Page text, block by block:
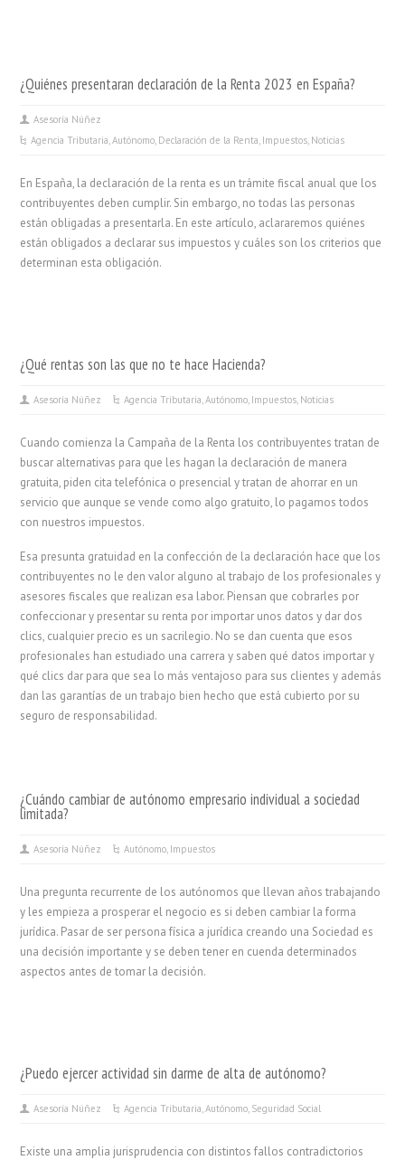
¿Quiénes presentaran declaración de la Renta 2023 en España?
Asesoría Núñez
Agencia Tributaria,Autónomo, Declaración de la Renta, Impuestos, Noticias
En España, la declaración de la renta es un trámite fiscal anual que los
contribuyentes deben cumplir. Sin embargo, no todas las personas
están obligadas a presentarla. En este artículo, aclararemos quiénes
están obligados a declarar sus impuestos y cuáles son los criterios que
determinan esta obligación.
¿Qué rentas son las que no te hace Hacienda?
Asesoría Núñez Agencia Tributaria,Autónomo, Impuestos, Noticias
Cuando comienza la Campaña de la Renta los contribuyentes tratan de
buscar alternativas para que les hagan la declaración de manera
gratuita, piden cita telefónica o presencial y tratan de ahorrar en un
servicio que aunque se vende como algo gratuito, lo pagamos todos
con nuestros impuestos.
Esa presunta gratuidad en la confección de la declaración hace que los
contribuyentes no le den valor alguno al trabajo de los profesionales y
asesores fiscales que realizan esa labor. Piensan que cobrarles por
confeccionar y presentar su renta por importar unos datos y dar dos
clics, cualquier precio es un sacrilegio. No se dan cuenta que esos
profesionales han estudiado una carrera y saben qué datos importar y
qué clics dar para que sea lo más ventajoso para sus clientes y además
dan las garantías de un trabajo bien hecho que está cubierto por su
seguro de responsabilidad.
¿Cuándo cambiar de autónomo empresario individual a sociedad
limitada?
Asesoría Núñez Autónomo, Impuestos
Una pregunta recurrente de los autónomos que llevan años trabajando
y les empieza a prosperar el negocio es si deben cambiar la forma
jurídica. Pasar de ser persona física a jurídica creando una Sociedad es
una decisión importante y se deben tener en cuenda determinados
aspectos antes de tomar la decisión.
¿Puedo ejercer actividad sin darme de alta de autónomo?
Asesoría Núñez Agencia Tributaria,Autónomo, Seguridad Social
Existe una amplia jurisprudencia con distintos fallos contradictorios